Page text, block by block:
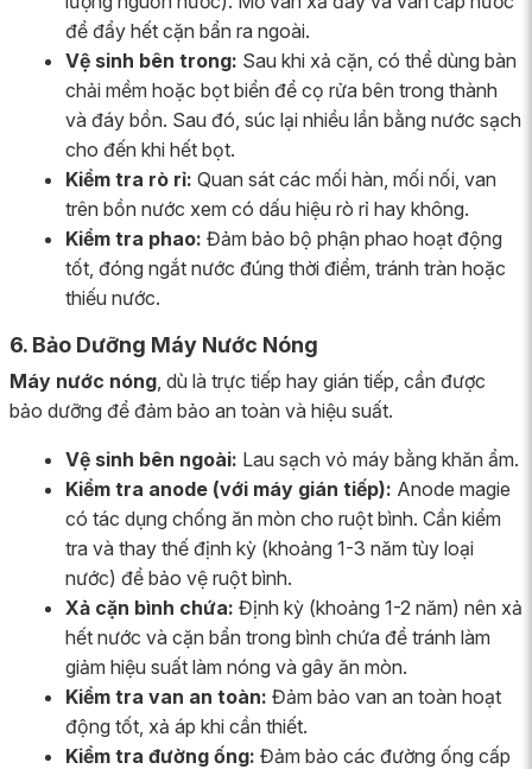
để đẩy hết cặn bẩn ra ngoài.
Vệ sinh bên trong: Sau khi xả cặn, có thể dùng bàn
chải mềm hoặc bọt biển để cọ rửa bên trong thành
và đáy bồn. Sau đó, súc lại nhiều lần bằng nước sạch
cho đến khi hết bọt.
Kiểm tra rò rỉ: Quan sát các mối hàn, mối nối, van
trên bồn nước xem có dấu hiệu rò rỉ hay không.
Kiểm tra phao: Đảm bảo bộ phận phao hoạt động
tốt, đóng ngắt nước đúng thời điểm, tránh tràn hoặc
thiếu nước.
6. Bảo Dưỡng Máy Nước Nóng
Máy nước nóng , dù là trực tiếp hay gián tiếp, cần được
bảo dưỡng để đảm bảo an toàn và hiệu suất.
Vệ sinh bên ngoài: Lau sạch vỏ máy bằng khăn ẩm.
Kiểm tra anode (với máy gián tiếp): Anode magie
có tác dụng chống ăn mòn cho ruột bình. Cần kiểm
tra và thay thế định kỳ (khoảng 1-3 năm tùy loại
nước) để bảo vệ ruột bình.
Xả cặn bình chứa: Định kỳ (khoảng 1-2 năm) nên xả
hết nước và cặn bẩn trong bình chứa để tránh làm
giảm hiệu suất làm nóng và gây ăn mòn.
Kiểm tra van an toàn: Đảm bảo van an toàn hoạt
động tốt, xả áp khi cần thiết.
Kiểm tra đường ống: Đảm bảo các đường ống cấp